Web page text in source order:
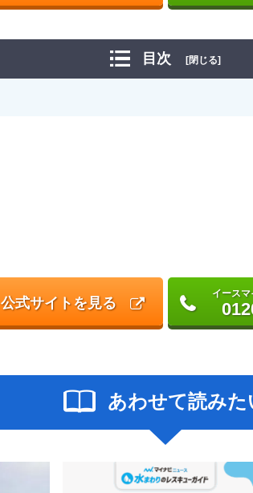
目次 [閉じる]
公式サイトを見る
イース
あわせて読みた